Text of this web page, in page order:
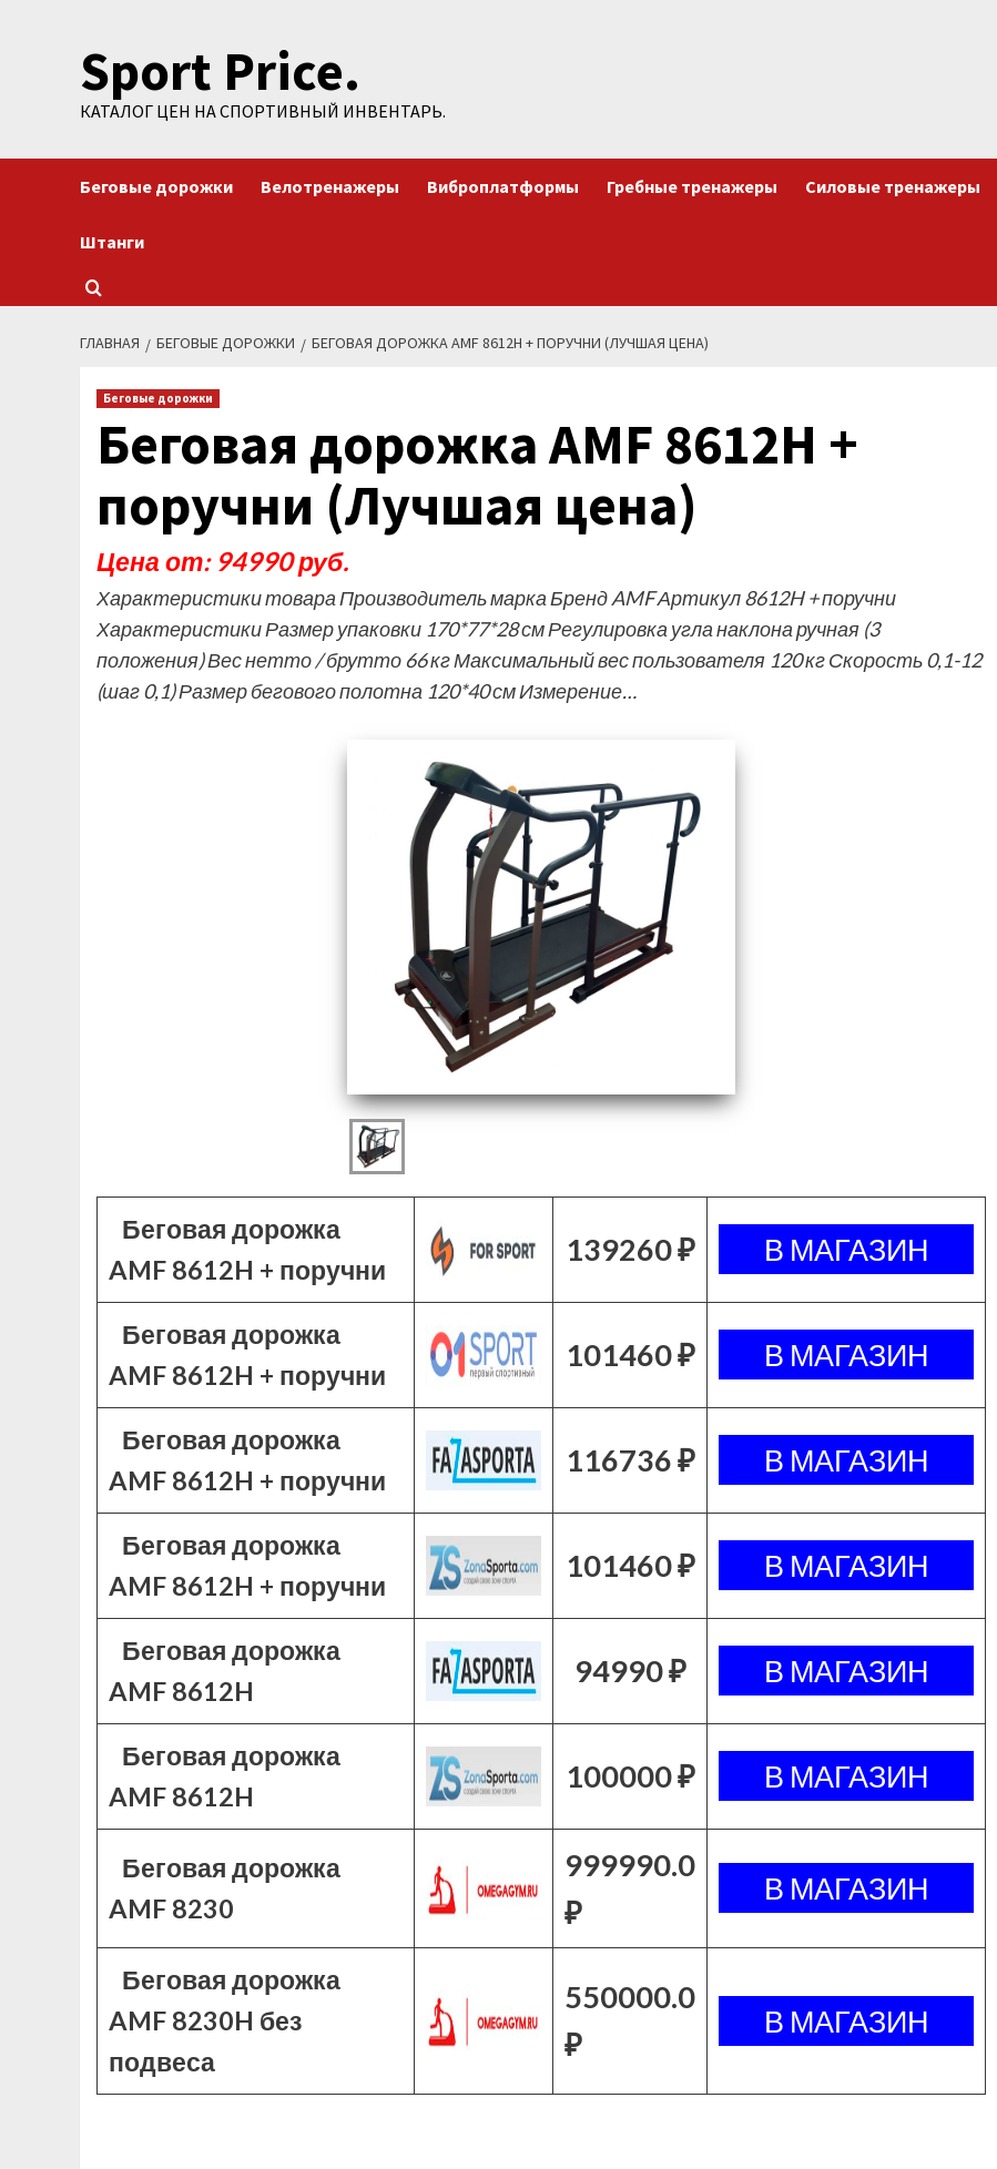
содержимомуSport Price.
КАТАЛОГ ЦЕН НА СПОРТИВНЫЙ ИНВЕНТАРЬ.
Беговые дорожки Велотренажеры Виброплатформы Гребные тренажеры Силовые тренажеры
Штанги
ГЛАВНАЯ БЕГОВЫЕ ДОРОЖКИ БЕГОВАЯ ДОРОЖКА AMF 8612H + ПОРУЧНИ (ЛУЧШАЯ ЦЕНА)
Беговые дорожки
Беговая дорожка AMF 8612H +
поручни (Лучшая цена)
Цена от: 94990 руб.
Характеристики товара Производитель марка Бренд AMF Артикул 8612H + поручни
Характеристики Размер упаковки 170*77*28 см Регулировка угла наклона ручная (3
положения) Вес нетто / брутто 66 кг Максимальный вес пользователя 120 кг Скорость 0,1-12
(шаг 0,1) Размер бегового полотна 120*40 см Измерение…
Беговая дорожка
AMF 8612H + поручни
139260 ₽
Беговая дорожка
AMF 8612H + поручни
101460 ₽
Беговая дорожка
AMF 8612H + поручни
116736 ₽
Беговая дорожка
AMF 8612H + поручни
101460 ₽
Беговая дорожка
AMF 8612H
94990 ₽
Беговая дорожка
AMF 8612H
100000 ₽
Беговая дорожка
AMF 8230
999990.0
₽
Беговая дорожка
AMF 8230H без
подвеса
550000.0
₽